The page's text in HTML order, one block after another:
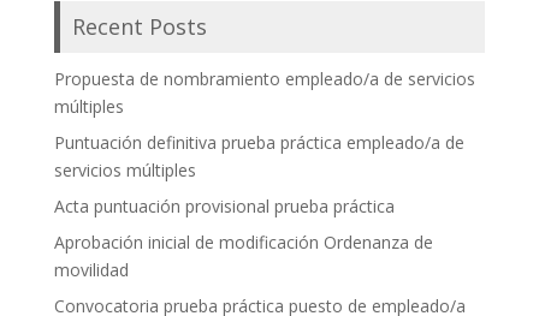
Recent Posts
Propuesta de nombramiento empleado/a de servicios
múltiples
Puntuación definitiva prueba práctica empleado/a de
servicios múltiples
Acta puntuación provisional prueba práctica
Aprobación inicial de modificación Ordenanza de
movilidad
Convocatoria prueba práctica puesto de empleado/a